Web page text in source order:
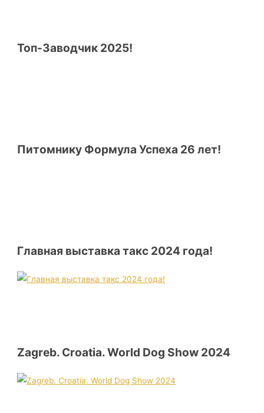
Топ-Заводчик 2025!
Питомнику Формула Успеха 26 лет!
Главная выставка такс 2024 года!
Zagreb. Croatia. World Dog Show 2024